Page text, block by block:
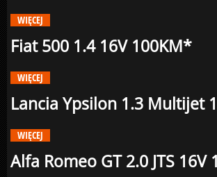
WIĘCEJ
Fiat 500 1.4 16V 100KM*
WIĘCEJ
Lancia Ypsilon 1.3 Multijet
WIĘCEJ
Alfa Romeo GT 2.0 JTS 16V